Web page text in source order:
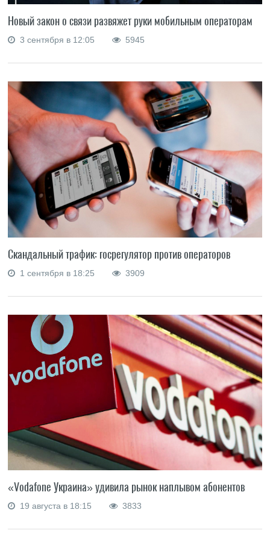
Новый закон о связи развяжет руки мобильным операторам
3 сентября в 12:05 5945
Скандальный трафик: госрегулятор против операторов
1 сентября в 18:25 3909
«Vodafone Украина» удивила рынок наплывом абонентов
19 августа в 18:15 3833